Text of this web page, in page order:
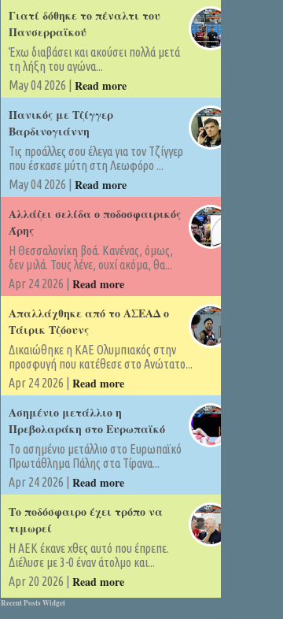
Γιατί δόθηκε το πέναλτι του
Πανσερραϊκού
Έχω διαβάσει και ακούσει πολλά μετά
τη λήξη του αγώνα...
May 04 2026 | Read more
Πανικός με Τζίγγερ
Βαρδινογιάννη
Τις προάλλες σου έλεγα για τον Τζίγγερ
που έσκασε μύτη στη Λεωφόρο ...
May 04 2026 | Read more
Αλλάζει σελίδα ο ποδοσφαιρικός
Άρης
Η Θεσσαλονίκη βοά. Κανένας, όμως,
δεν μιλά. Τους λένε, ουχί ακόμα, θα...
Apr 24 2026 | Read more
Απαλλάχθηκε από το ΑΣΕΑΔ ο
Τάιρικ Τζόουνς
Δικαιώθηκε η ΚΑΕ Ολυμπιακός στην
προσφυγή που κατέθεσε στο Ανώτατο...
Apr 24 2026 | Read more
Ασημένιο μετάλλιο η
Πρεβολαράκη στο Ευρωπαϊκό
Tο ασημένιο μετάλλιο στο Ευρωπαϊκό
Πρωτάθλημα Πάλης στα Τίρανα...
Apr 24 2026 | Read more
Το ποδόσφαιρο έχει τρόπο να
τιμωρεί
Η ΑΕΚ έκανε χθες αυτό που έπρεπε.
Διέλυσε με 3-0 έναν άτολμο και...
Apr 20 2026 | Read more
Recent Posts Widget